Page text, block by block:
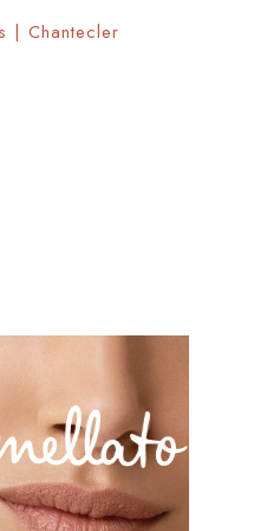
| Chantecler